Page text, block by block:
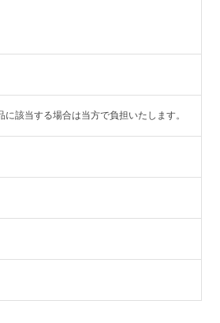
該当する場合は当方で負担いたします。